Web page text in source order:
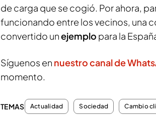
de carga que se cogió. Por ahora,
funcionando entre los vecinos, una
convertido unejemplo para la
Síguenos en nuestro canal de
momento.
TEMAS Actualidad Sociedad Cambio